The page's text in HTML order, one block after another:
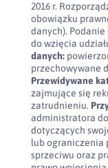
2016 r.
obowiązku
danych).
do wzięcia
danych:
przechowywane
Przewidywane
zajmujące się
zatrudnieniu.
administratora
dotyczących
lub ograniczenia
sprzeciwu oraz